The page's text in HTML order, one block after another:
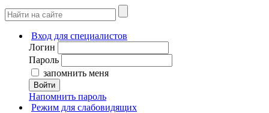
Вход для специалистов
Логин
Пароль
запомнить меня
Войти
Напомнить пароль
Режим для слабовидящих